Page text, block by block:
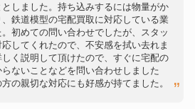
しました。持ち込みするには物量がか
鉄道模型の宅配買取に対応している業
初めての問い合わせでしたが、スタッ
してくれたので、不安感を拭い去れま
く説明して頂けたので、すぐに宅配の
ないことなどを問い合わせしました
の親切な対応にも好感が持てました。